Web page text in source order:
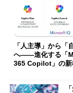
「人主導」から「
へ――進化する「
365 Copilot」の新